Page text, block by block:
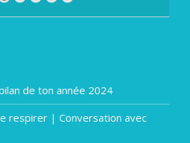
de ton année 2024
respirer | Conversation avec